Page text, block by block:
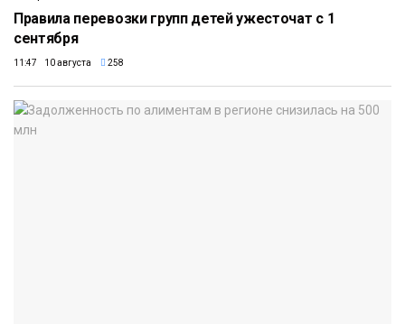
Правила перевозки групп детей ужесточат с 1
сентября
11:47 10 августа 258